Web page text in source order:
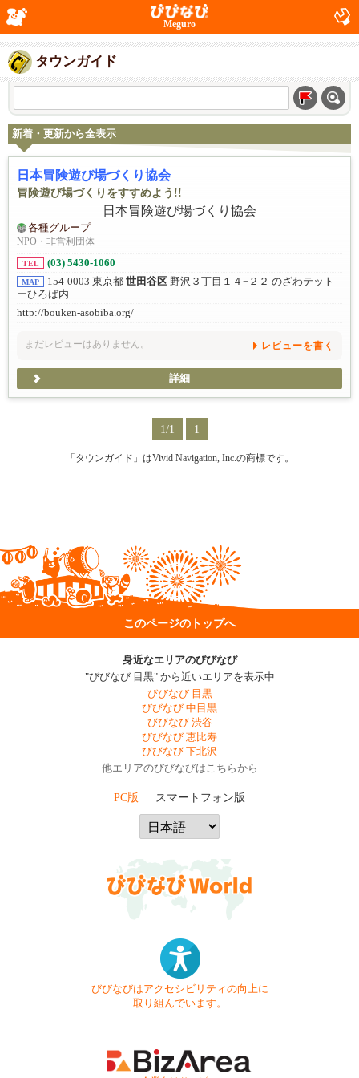
Meguro
タウンガイド
新着・更新から全表示
日本冒険遊び場づくり協会
冒険遊び場づくりをすすめよう!!
各種グループ
NPO・非営利団体
TEL (03) 5430-1060
MAP 154-0003 東京都 世田谷区 野沢３丁目１４−２２ のざわテット
ーひろば内
http://bouken-asobiba.org/
まだレビューはありません。 レビューを書く
詳細
1/1 1
「タウンガイド」はVivid Navigation, Inc.の商標です。
このページのトップへ
身近なエリアのびびなび
"びびなび 目黒" から近いエリアを表示中
びびなび 目黒
びびなび 中目黒
びびなび 渋谷
びびなび 恵比寿
びびなび 下北沢
他エリアのびびなびはこちらから
PC版 スマートフォン版
びびなびはアクセシビリティの向上に
取り組んでいます。